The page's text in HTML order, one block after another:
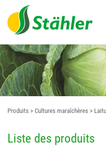
Produits > Cultures maraîchères >
Liste des produits